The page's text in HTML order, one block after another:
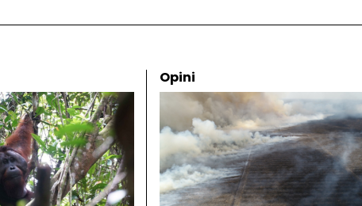
Opini